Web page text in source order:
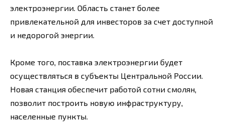
электроэнергии. Область станет более
привлекательной для инвесторов за счет доступной
и недорогой энергии.
Кроме того, поставка электроэнергии будет
осуществляться в субъекты Центральной России.
Новая станция обеспечит работой сотни смолян,
позволит построить новую инфраструктуру,
населенные пункты.